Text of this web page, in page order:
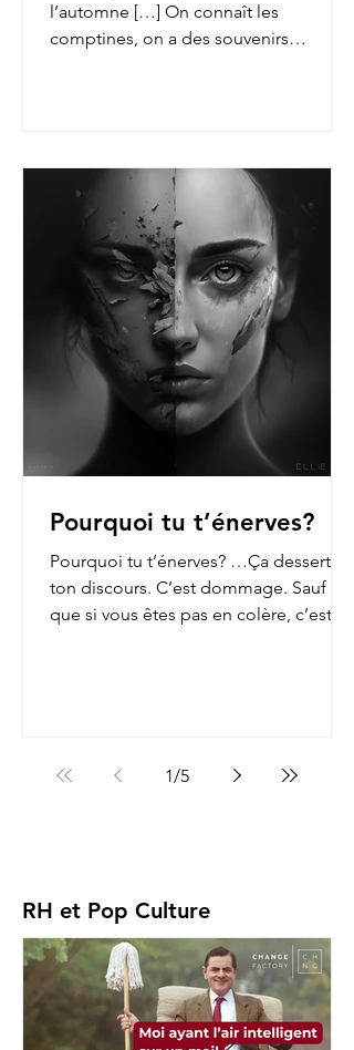
l’automne […] On connaît les
comptines, on a des souvenirs
Pourquoi tu t’énerves?
Pourquoi tu t’énerves? …Ça dessert
ton discours. C’est dommage. Sauf
que si vous êtes pas en colère, c’est
1/5
RH et Pop Culture